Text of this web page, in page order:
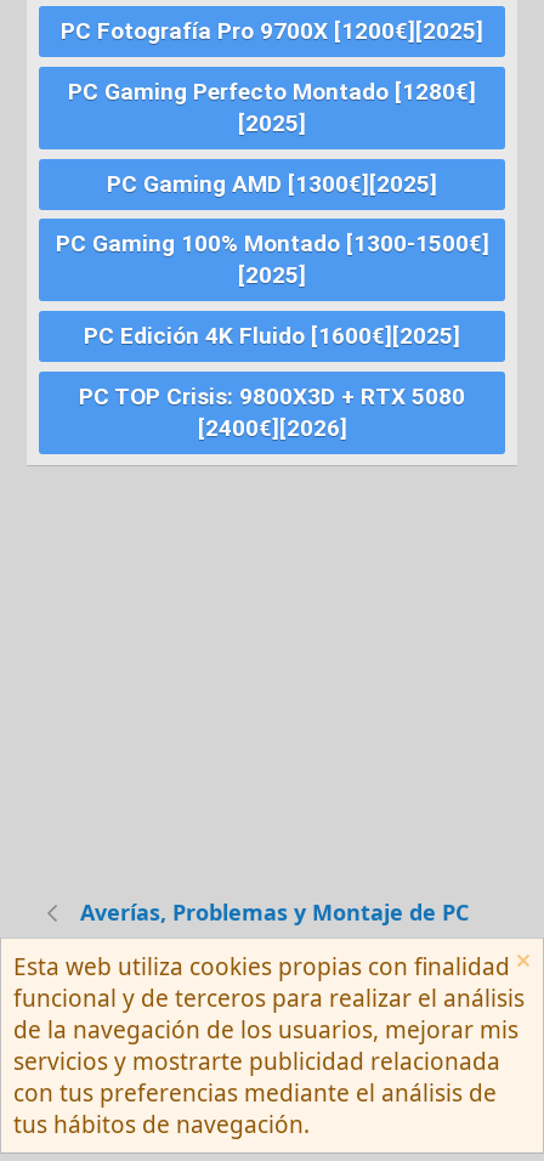
PC Fotografía Pro 9700X [1200€][2025]
PC Gaming Perfecto Montado [1280€]
[2025]
PC Gaming AMD [1300€][2025]
PC Gaming 100% Montado [1300-1500€]
[2025]
PC Edición 4K Fluido [1600€][2025]
PC TOP Crisis: 9800X3D + RTX 5080
[2400€][2026]
Averías, Problemas y Montaje de PC
Español (Neutro) Tu
Contactarnos
Términos y reglas
Privacy policy
Ayuda
R
S
S
Community platform by XenForo ® © 2010-
2026 XenForo Ltd.
Esta web utiliza cookies propias con finalidad
funcional y de terceros para realizar el análisis
de la navegación de los usuarios, mejorar mis
servicios y mostrarte publicidad relacionada
con tus preferencias mediante el análisis de
tus hábitos de navegación.